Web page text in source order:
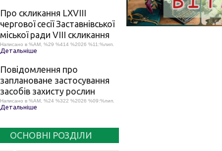
Про скликання LХVІІІ
чергової сесії Заставнівської
міської ради VIII скликання
Написано в %AM, %29 %414 %2026 %11:%лип.
Детальніше
Повідомлення про
заплановане застосування
засобів захисту рослин
Написано в %AM, %24 %322 %2026 %09:%лип.
Детальніше
ОСНОВНІ РОЗДІЛИ